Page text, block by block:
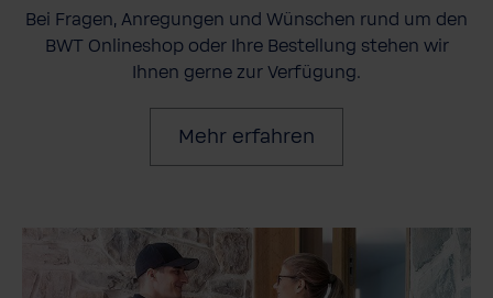
Bei Fragen, Anregungen und Wünschen rund um den
BWT Onlineshop oder Ihre Bestellung stehen wir
Ihnen gerne zur Verfügung.
Mehr erfahren